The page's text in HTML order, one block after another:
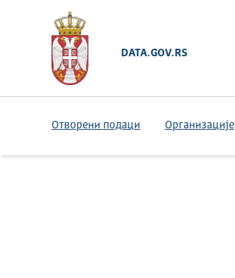
DATA.GOV.RS
Отворени подаци Организације